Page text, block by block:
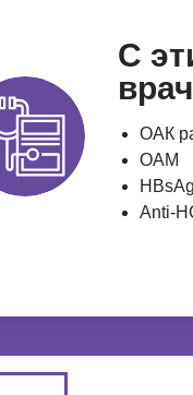
С
ОАК
ОАМ
НВsAg
Anti-